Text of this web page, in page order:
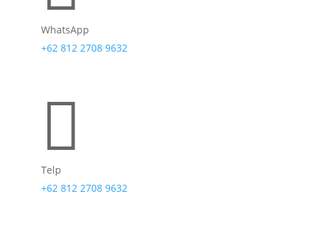
WhatsApp
+62 812 2708 9632

Telp
+62 812 2708 9632